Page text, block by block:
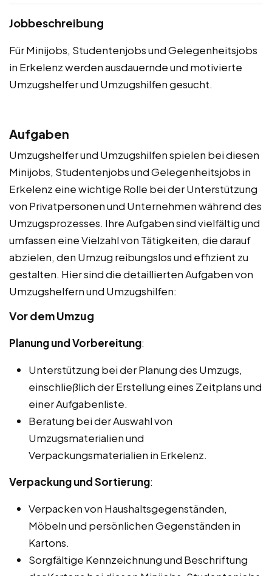
Jobbeschreibung
Für Minijobs, Studentenjobs und Gelegenheitsjobs
in Erkelenz werden ausdauernde und motivierte
Umzugshelfer und Umzugshilfen gesucht.
Aufgaben
Umzugshelfer und Umzugshilfen spielen bei diesen
Minijobs, Studentenjobs und Gelegenheitsjobs in
Erkelenz eine wichtige Rolle bei der Unterstützung
von Privatpersonen und Unternehmen während des
Umzugsprozesses. Ihre Aufgaben sind vielfältig und
umfassen eine Vielzahl von Tätigkeiten, die darauf
abzielen, den Umzug reibungslos und effizient zu
gestalten. Hier sind die detaillierten Aufgaben von
Umzugshelfern und Umzugshilfen:
Vor dem Umzug
Planung und Vorbereitung:
Unterstützung bei der Planung des Umzugs,
einschließlich der Erstellung eines Zeitplans und
einer Aufgabenliste.
Beratung bei der Auswahl von
Umzugsmaterialien und
Verpackungsmaterialien in Erkelenz.
Verpackung und Sortierung:
Verpacken von Haushaltsgegenständen,
Möbeln und persönlichen Gegenständen in
Kartons.
Sorgfältige Kennzeichnung und Beschriftung